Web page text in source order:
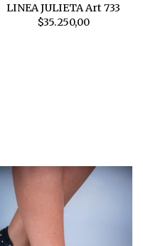
LINEA JULIETA Art 733
$35.250,00